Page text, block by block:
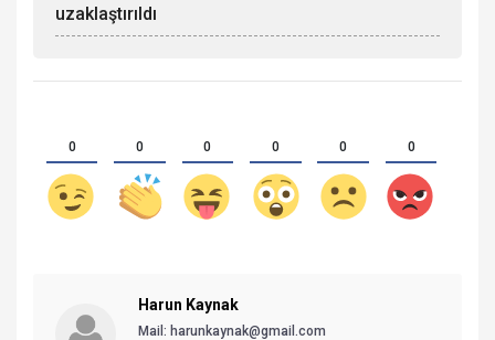
uzaklaştırıldı
0 0 0 0 0 0
Harun Kaynak
Mail: harunkaynak@gmail.com